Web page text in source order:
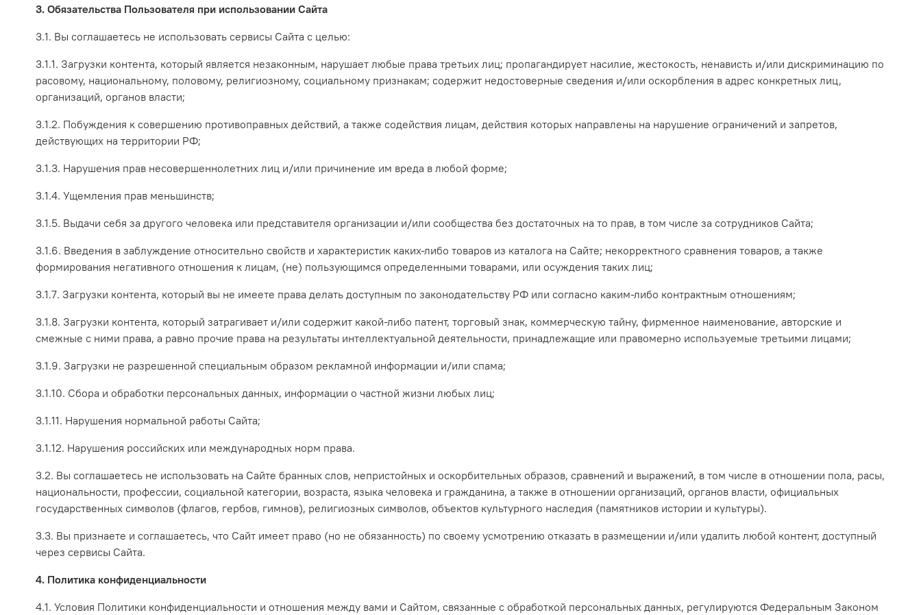
3. Обязательства Пользователя при использовании Сайта
3.1. Вы соглашаетесь не использовать сервисы Сайта с целью:
3.1.1. Загрузки контента, который является незаконным, нарушает любые права третьих лиц; пропагандирует насилие, жестокость, ненависть и/или дискриминацию по
расовому, национальному, половому, религиозному, социальному признакам; содержит недостоверные сведения и/или оскорбления в адрес конкретных лиц,
организаций, органов власти;
3.1.2. Побуждения к совершению противоправных действий, а также содействия лицам, действия которых направлены на нарушение ограничений и запретов,
действующих на территории РФ;
3.1.3. Нарушения прав несовершеннолетних лиц и/или причинение им вреда в любой форме;
3.1.4. Ущемления прав меньшинств;
3.1.5. Выдачи себя за другого человека или представителя организации и/или сообщества без достаточных на то прав, в том числе за сотрудников Сайта;
3.1.6. Введения в заблуждение относительно свойств и характеристик каких-либо товаров из каталога на Сайте; некорректного сравнения товаров, а также
формирования негативного отношения к лицам, (не) пользующимся определенными товарами, или осуждения таких лиц;
3.1.7. Загрузки контента, который вы не имеете права делать доступным по законодательству РФ или согласно каким-либо контрактным отношениям;
3.1.8. Загрузки контента, который затрагивает и/или содержит какой-либо патент, торговый знак, коммерческую тайну, фирменное наименование, авторские и
смежные с ними права, а равно прочие права на результаты интеллектуальной деятельности, принадлежащие или правомерно используемые третьими лицами;
3.1.9. Загрузки не разрешенной специальным образом рекламной информации и/или спама;
3.1.10. Сбора и обработки персональных данных, информации о частной жизни любых лиц;
3.1.11. Нарушения нормальной работы Сайта;
3.1.12. Нарушения российских или международных норм права.
3.2. Вы соглашаетесь не использовать на Сайте бранных слов, непристойных и оскорбительных образов, сравнений и выражений, в том числе в отношении пола, расы,
национальности, профессии, социальной категории, возраста, языка человека и гражданина, а также в отношении организаций, органов власти, официальных
государственных символов (флагов, гербов, гимнов), религиозных символов, объектов культурного наследия (памятников истории и культуры).
3.3. Вы признаете и соглашаетесь, что Сайт имеет право (но не обязанность) по своему усмотрению отказать в размещении и/или удалить любой контент, доступный
через сервисы Сайта.
4. Политика конфиденциальности
4.1. Условия Политики конфиденциальности и отношения между вами и Сайтом, связанные с обработкой персональных данных, регулируются Федеральным Законом